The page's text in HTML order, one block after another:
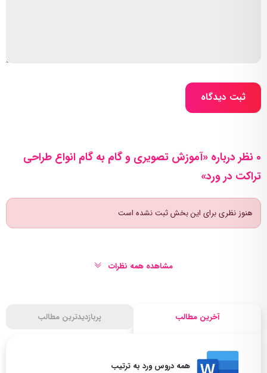
آخرین مطالب پربازدیدترین مطالب
همه دروس ورد به ترتیب
ثبت دیدگاه
0 نظر درباره «آموزش تصویری و گام به گام انواع طراحی
تراکت در ورد»
هنوز نظری برای این بخش ثبت نشده است
مشاهده همه نظرات